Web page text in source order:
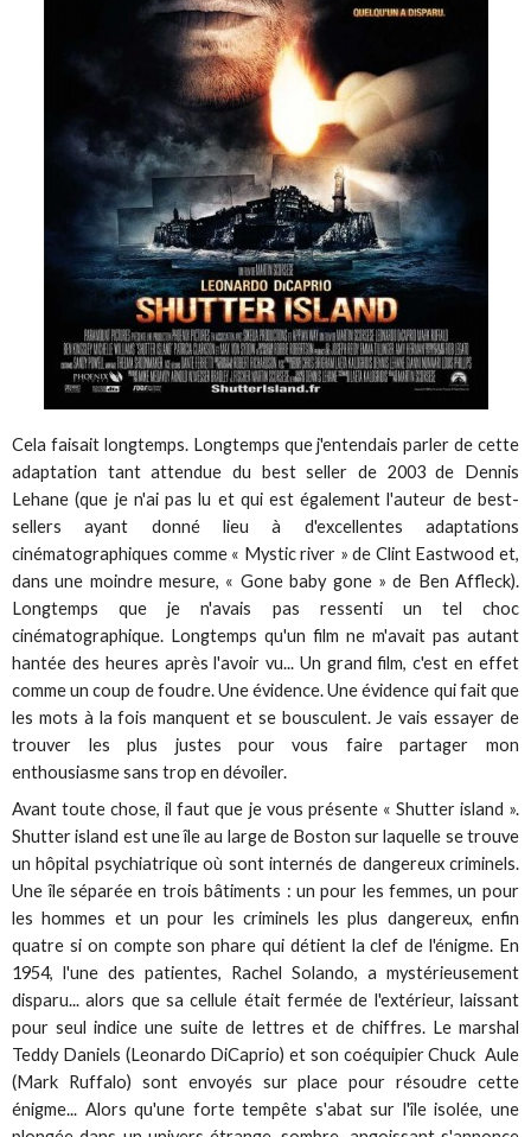
Cela faisait longtemps. Longtemps que j'entendais parler de cette
adaptation tant attendue du best seller de 2003 de Dennis
Lehane (que je n'ai pas lu et qui est également l'auteur de best-
sellers ayant donné lieu à d'excellentes adaptations
cinématographiques comme « Mystic river » de Clint Eastwood et,
dans une moindre mesure, « Gone baby gone » de Ben Affleck).
Longtemps que je n'avais pas ressenti un tel choc
cinématographique. Longtemps qu'un film ne m'avait pas autant
hantée des heures après l'avoir vu... Un grand film, c'est en effet
comme un coup de foudre. Une évidence. Une évidence qui fait que
les mots à la fois manquent et se bousculent. Je vais essayer de
trouver les plus justes pour vous faire partager mon
enthousiasme sans trop en dévoiler.
Avant toute chose, il faut que je vous présente « Shutter island ».
Shutter island est une île au large de Boston sur laquelle se trouve
un hôpital psychiatrique où sont internés de dangereux criminels.
Une île séparée en trois bâtiments : un pour les femmes, un pour
les hommes et un pour les criminels les plus dangereux, enfin
quatre si on compte son phare qui détient la clef de l'énigme. En
1954, l'une des patientes, Rachel Solando, a mystérieusement
disparu... alors que sa cellule était fermée de l'extérieur, laissant
pour seul indice une suite de lettres et de chiffres. Le marshal
Teddy Daniels (Leonardo DiCaprio) et son coéquipier Chuck Aule
(Mark Ruffalo) sont envoyés sur place pour résoudre cette
énigme... Alors qu'une forte tempête s'abat sur l'île isolée, une